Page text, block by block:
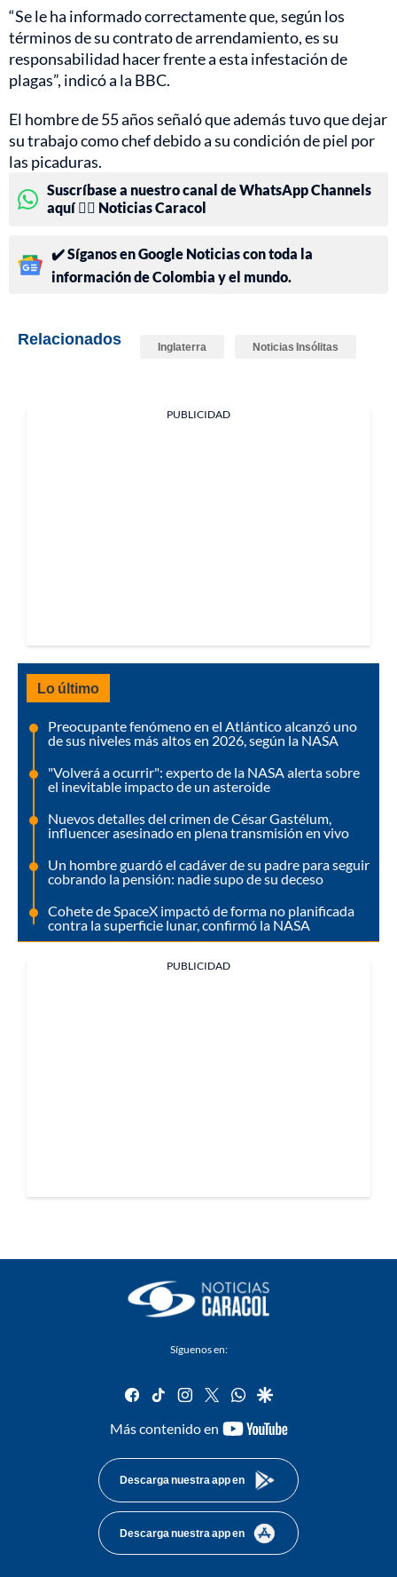
“Se le ha informado correctamente que, según los
términos de su contrato de arrendamiento, es su
responsabilidad hacer frente a esta infestación de
plagas”, indicó a la BBC.
El hombre de 55 años señaló que además tuvo que dejar
su trabajo como chef debido a su condición de piel por
las picaduras.
Suscríbase a nuestro canal de WhatsApp Channels
aquí 👉🏻 Noticias Caracol
✔️ Síganos en Google Noticias con toda la
información de Colombia y el mundo.
Relacionados Inglaterra Noticias Insólitas
PUBLICIDAD
Lo último
Preocupante fenómeno en el Atlántico alcanzó uno
de sus niveles más altos en 2026, según la NASA
"Volverá a ocurrir": experto de la NASA alerta sobre
el inevitable impacto de un asteroide
Nuevos detalles del crimen de César Gastélum,
influencer asesinado en plena transmisión en vivo
Un hombre guardó el cadáver de su padre para seguir
cobrando la pensión: nadie supo de su deceso
Cohete de SpaceX impactó de forma no planificada
contra la superficie lunar, confirmó la NASA
PUBLICIDAD
Síguenos en:
facebook
tiktok instagram
twitterwhatsapp
google
Más contenido en
youtube-
Descarga nuestra app en
Descarga nuestra app en